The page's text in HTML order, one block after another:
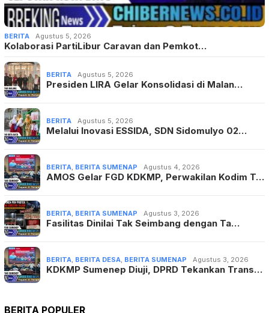
BERITA Agustus 5, 2026
Kolaborasi PartiLibur Caravan dan Pemkot…
BERITA Agustus 5, 2026
Presiden LIRA Gelar Konsolidasi di Malan…
BERITA Agustus 5, 2026
Melalui Inovasi ESSIDA, SDN Sidomulyo 02…
BERITA BERITA SUMENAP Agustus 4, 2026
AMOS Gelar FGD KDKMP, Perwakilan Kodim T…
BERITA BERITA SUMENAP Agustus 3, 2026
Fasilitas Dinilai Tak Seimbang dengan Ta…
BERITA BERITA DESA BERITA SUMENAP Agustus 3, 2026
KDKMP Sumenep Diuji, DPRD Tekankan Trans…
BERITA POPULER